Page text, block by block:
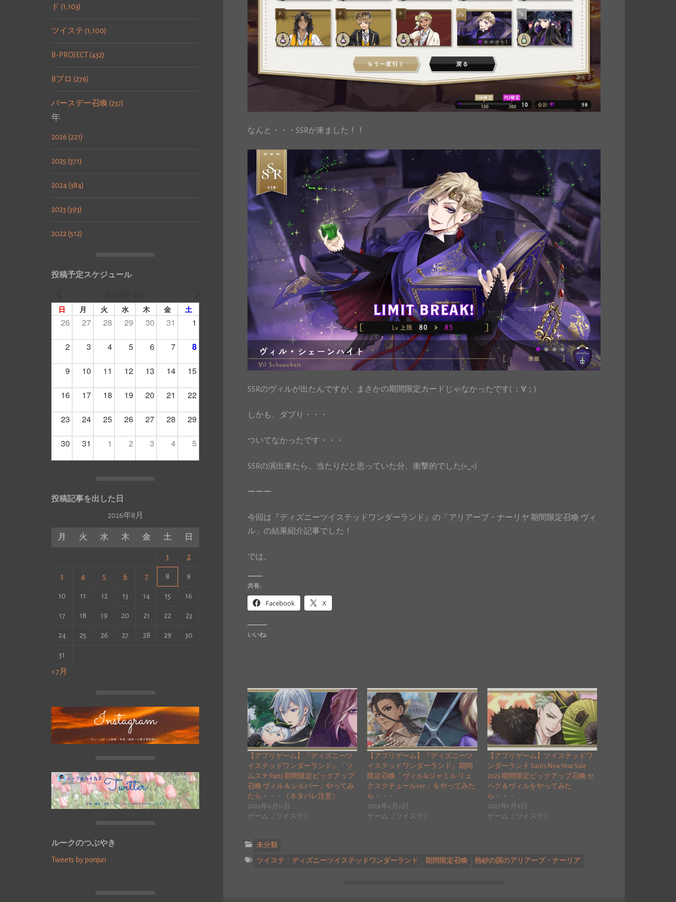
ド (1,103)
ツイステ (1,100)
B-PROJECT (432)
Bプロ (276)
バースデー召喚 (237)
年
2026 (221)
2025 (371)
2024 (384)
2023 (393)
2022 (512)
投稿予定スケジュール
日 月 火 水 木 金 土
26 27 28 29 30 31 1
2 3 4 5 6 7 8
9 10 11 12 13 14 15
16 17 18 19 20 21 22
23 24 25 26 27 28 29
30 31 1 2 3 4 5
投稿記事を出した日
2026年8月
月 火 水 木 金 土 日
1 2
3 4 5 6 7 8 9
10 11 12 13 14 15 16
17 18 19 20 21 22 23
24 25 26 27 28 29 30
31
« 7月
ルークのつぶやき
Tweets by ponjun
なんと・・・SSRが来ました！！
SSRのヴィルが出たんですが、まさかの期間限定カードじゃなかったです( ；∀；)
しかも、ダブり・・・
ついてなかったです・・・
SSRの演出来たら、当たりだと思っていた分、衝撃的でした(>_<)
ーーー
今回は『ディズニーツイステッドワンダーランド』の「アリアーブ・ナーリヤ 期間限定召喚 ヴィ
ル」の結果紹介記事でした！
では。
共有:
Facebook X
いいね:
【アプリゲーム】『ディズニーツ
イステッドワンダーランド』「ツ
ムステ Part3 期間限定ピックアップ
召喚 ヴィル＆シルバー」やってみ
たら・・・（ネタバレ注意）
2024年6月11日
ゲーム（ツイステ）
【アプリゲーム】『ディズニーツ
イステッドワンダーランド』期間
限定召喚「ヴィル&ジャミル リュ
クスクチュールver.」をやってみた
ら・・・
2024年4月6日
ゲーム（ツイステ）
【アプリゲーム】ツイステッドワ
ンダーランド Sam’s New Year Sale
2023 期間限定ピックアップ召喚 セ
ベク＆ヴィルをやってみた
ら・・・
2023年1月9日
ゲーム（ツイステ）
未分類
ツイステ ディズニーツイステッドワンダーランド 期間限定召喚 熱砂の国のアリアーブ・ナーリア